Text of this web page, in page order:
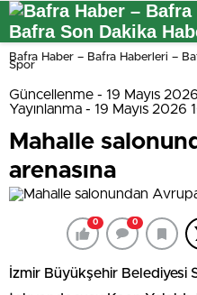
Bafra Haber – Bafra Haberleri –
Spor
Güncellenme - 19 Mayıs
Yayınlanma - 19 Mayıs 2026
Mahalle
arenasına
0 0
İzmir Büyükşehir Belediyesi